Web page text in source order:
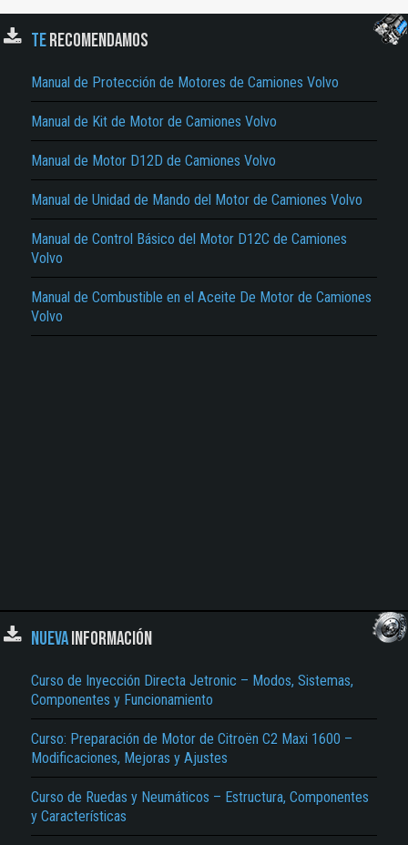
TERECOMENDAMOS
Manual de Protección de Motores de Camiones Volvo
Manual de Kit de Motor de Camiones Volvo
Manual de Motor D12D de Camiones Volvo
Manual de Unidad de Mando del Motor de Camiones Volvo
Manual de Control Básico del Motor D12C de Camiones
Volvo
Manual de Combustible en el Aceite De Motor de Camiones
Volvo
NUEVAINFORMACIÓN
Curso de Inyección Directa Jetronic – Modos, Sistemas,
Componentes y Funcionamiento
Curso: Preparación de Motor de Citroën C2 Maxi 1600 –
Modificaciones, Mejoras y Ajustes
Curso de Ruedas y Neumáticos – Estructura, Componentes
y Características
El Título es incorrecto según el contenido.
Texto o Imagen de portada son erróneos.
No carga o no se visualiza el contenido.